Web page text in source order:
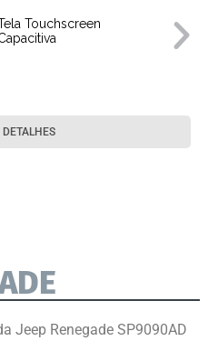
Touchscreen
Jeep Renegade SP9090AD